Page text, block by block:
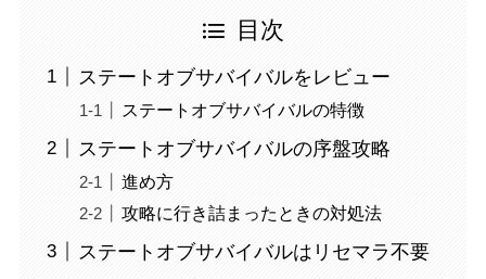
目次
ステートオブサバイバルをレビュー
ステートオブサバイバルの特徴
ステートオブサバイバルの序盤攻略
進め方
攻略に行き詰まったときの対処法
ステートオブサバイバルはリセマラ不要